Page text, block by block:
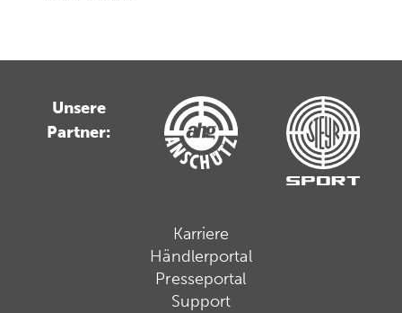
Unsere
Partner:
Karriere
Händlerportal
Presseportal
Support